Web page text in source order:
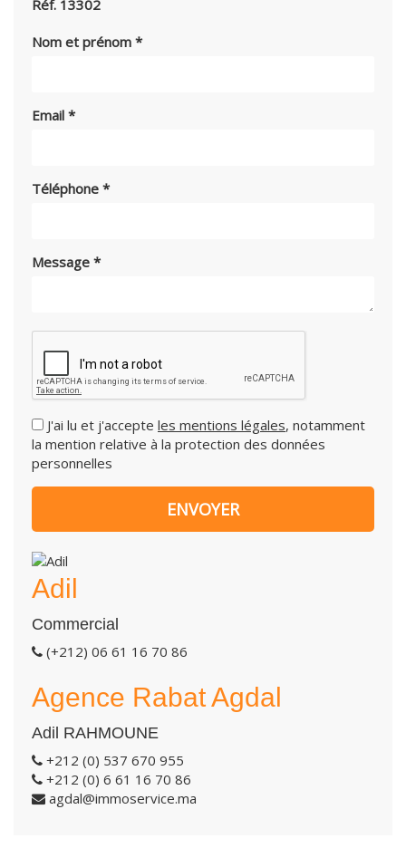
Réf. 13302
Nom et prénom *
Email *
Téléphone *
Message *
J'ai lu et j'accepte les mentions légales, notamment
la mention relative à la protection des données
personnelles
Adil
Commercial
(+212) 06 61 16 70 86
Agence Rabat Agdal
Adil RAHMOUNE
+212 (0) 537 670 955
+212 (0) 6 61 16 70 86
agdal@immoservice.ma